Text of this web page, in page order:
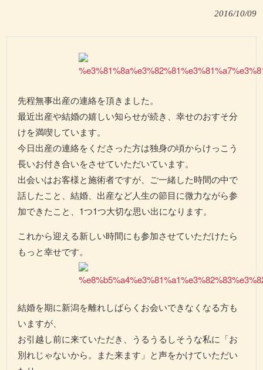
2016/10/09
先程無事出産の連絡を頂きました。
最近出産や結婚の嬉しい知らせが続き、幸せのおすそ分
けを満喫しています。
今日出産の連絡をくださった方は独身の頃からけっこう
長いお付き合いをさせていただいています。
出会いはお客様と施術者ですが、ご一緒した時間の中で
話したこと、結婚、出産など人生の節目に微力ながら参
加できたこと、1つ1つ大切な思い出になります。
これから迎える新しい時間にも参加させていただけたら
もっと幸せです。
結婚を期に新潟を離れしばらくお会いできなくなる方も
いますが、
お引越し前に来ていただき、うるうるしそうな私に「お
別れじゃないから。また来ます」と声をかけていただい